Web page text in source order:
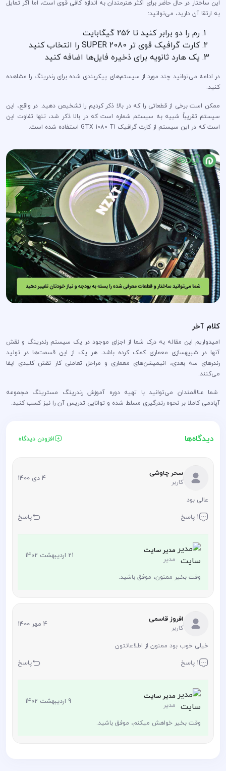
این ساختار در حال حاضر برای اکثر هنرمندان به اندازه کافی قوی است، اما اگر تمایل
به ارتقا آن دارید، می‌توانید:
رم را دو برابر کنید تا 256 گیگابایت
کارت گرافیک قوی تر 2080 SUPER را انتخاب کنید
یک هارد ثانویه برای ذخیره فایل‌ها اضافه کنید
در ادامه می‌توانید چند مورد از سیستم‌های پیکربندی شده برای رندرینگ را مشاهده
کنید:
ممکن است برخی از قطعاتی را که در بالا ذکر کردیم را تشخیص دهید. در واقع، این
سیستم تقریباً شبیه به سیستم شماره است که در بالا ذکر شد، تنها تفاوت این
است که در این سیستم از کارت گرافیک GTX 1080 Ti استفاده شده است.
کلام آخر
امیدواریم این مقاله به درک شما از اجزای موجود در یک سیستم رندرینگ و نقش
آنها در شبیه‎سازی معماری کمک کرده باشد. هر یک از این قسمت‌ها در تولید
رندرهای سه بعدی، انیمیشن‌های معماری و مراحل تعاملی کار نقش کلیدی ایفا
می‌‌کنند.
شما علاقمندان می‌توانید با تهیه دوره آموزش رندرینگ مسترینگ مجموعه
آپادمی کاملا بر نحوه رندرگیری مسلط شده و توانایی تدریس آن را نیز کسب کنید.
دیدگاه‌ها افزودن دیدگاه
سحر چاوشی
کاربر 4 دی 1400
عالی بود
1 پاسخ پاسخ
مدیر سایت
مدیر 21 اردیبهشت 1402
وقت بخیر ممنون، موفق باشید.
افروز قاسمی
کاربر 4 مهر 1400
خیلی خوب بود ممنون از اطلاعاتتون
1 پاسخ پاسخ
مدیر سایت
مدیر 9 اردیبهشت 1402
وقت بخیر خواهش میکنم، موفق باشید.